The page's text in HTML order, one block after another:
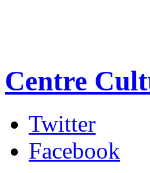
Centre
Twitter
Facebook